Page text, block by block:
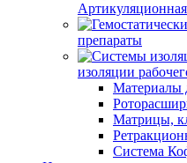
препараты
изоляции
Материалы
Матрицы,
Система